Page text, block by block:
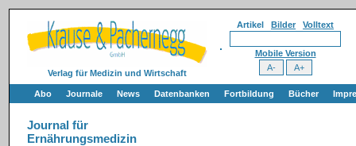
Verlag für Medizin und Wirtschaft
Artikel Bilder Volltext
Mobile Version
Abo Journale News Datenbanken Fortbildung Bücher
Journal für
Ernährungsmedizin